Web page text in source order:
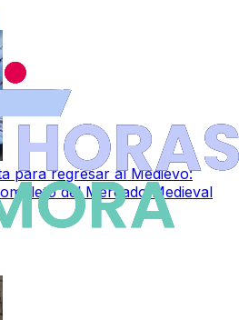
para regresar al Medievo:
del Mercado Medieval